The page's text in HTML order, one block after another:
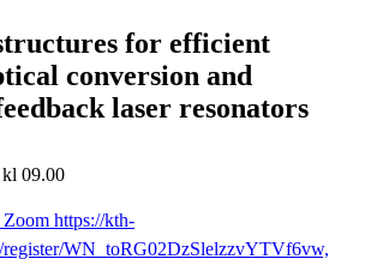
for efficient
conversion and
laser resonators
09.00
https://kth-
register/WN_toRG02DzSlelzzvYTVf6vw,